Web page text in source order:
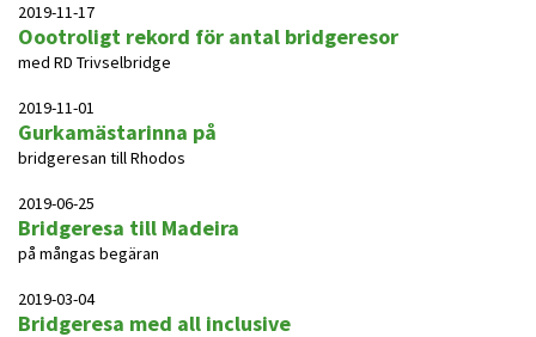
2019-11-17
Oootroligt rekord för antal bridgeresor
med RD Trivselbridge
2019-11-01
Gurkamästarinna på
bridgeresan till Rhodos
2019-06-25
Bridgeresa till Madeira
på mångas begäran
2019-03-04
Bridgeresa med all inclusive